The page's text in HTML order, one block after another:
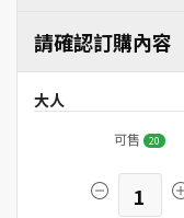
請確認訂購內容
大人
可售 20
1